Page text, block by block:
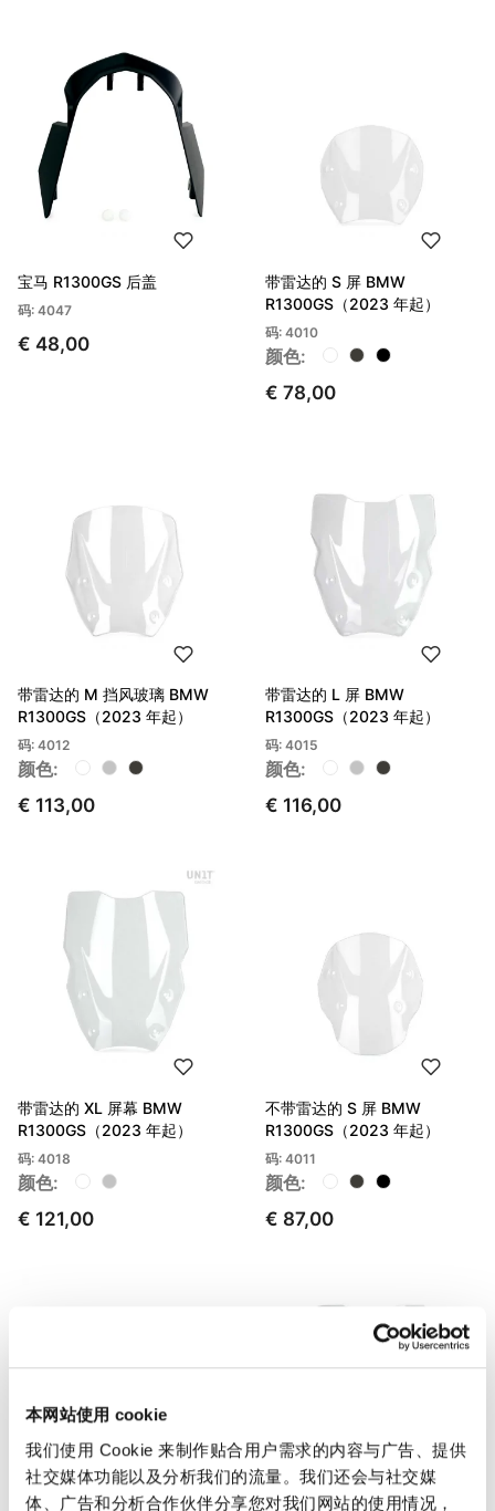
本网站使用 cookie
我们使用 Cookie 来制作贴合用户需求的内容与广告、提供
社交媒体功能以及分析我们的流量。我们还会与社交媒
体、广告和分析合作伙伴分享您对我们网站的使用情况，
宝马 R1300GS 后盖
码: 4047
€ 48,00
带雷达的 S 屏 BMW
R1300GS（2023 年起）
码: 4010
颜色:
€ 78,00
带雷达的 M 挡风玻璃 BMW
R1300GS（2023 年起）
码: 4012
颜色:
€ 113,00
带雷达的 L 屏 BMW
R1300GS（2023 年起）
码: 4015
颜色:
€ 116,00
带雷达的 XL 屏幕 BMW
R1300GS（2023 年起）
码: 4018
颜色:
€ 121,00
不带雷达的 S 屏 BMW
R1300GS（2023 年起）
码: 4011
颜色:
€ 87,00